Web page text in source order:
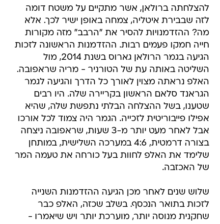
להצלחתה ברולאן, אשר מתקיים על משטח דומה
לזה שבבירת איטליה, צמחה באופן ישיר לכך. אלא
מה? ההזדמנויות להסיר את "הרבב" מזה מקורות
חייה חמקו פעמים רבות. ההזדמנות הראשונה לזכות
הגיעה בגמר הרולאן גארוס בשנת 2014, מול
השליטה באותה עת של הטורניר - מריה שראפובה.
האלפ נראתה מצוין לאורך כל הדרך והגיעה לגמר
הגראנד סלאם הראשון בקריירה שלה. היו רבים
שטענו, בשל ההצלחה הבלתי נתפשת שלה, שהיא
אפילו פייבוריטית לזכייה. הגמר היה צמוד לכל אורכו
אבל לאחר מעט יותר מ-3 שעות, שראפובה ניצחה
בצורה דרמטית, 4:6 במערכה השלישית, במותחן
שלימד את האלפ לחוות בעל כורחה את טעמה המר
של האכזבה.
שלוש שנים לאחר מכן הגיעה ההזדמנות השנייה
לזכות בתואר הנכסף. בשלב שכזה, האלפ כבר
שחקנית מנוסה יותר, מוערכת יותר ויש שיאמרו -